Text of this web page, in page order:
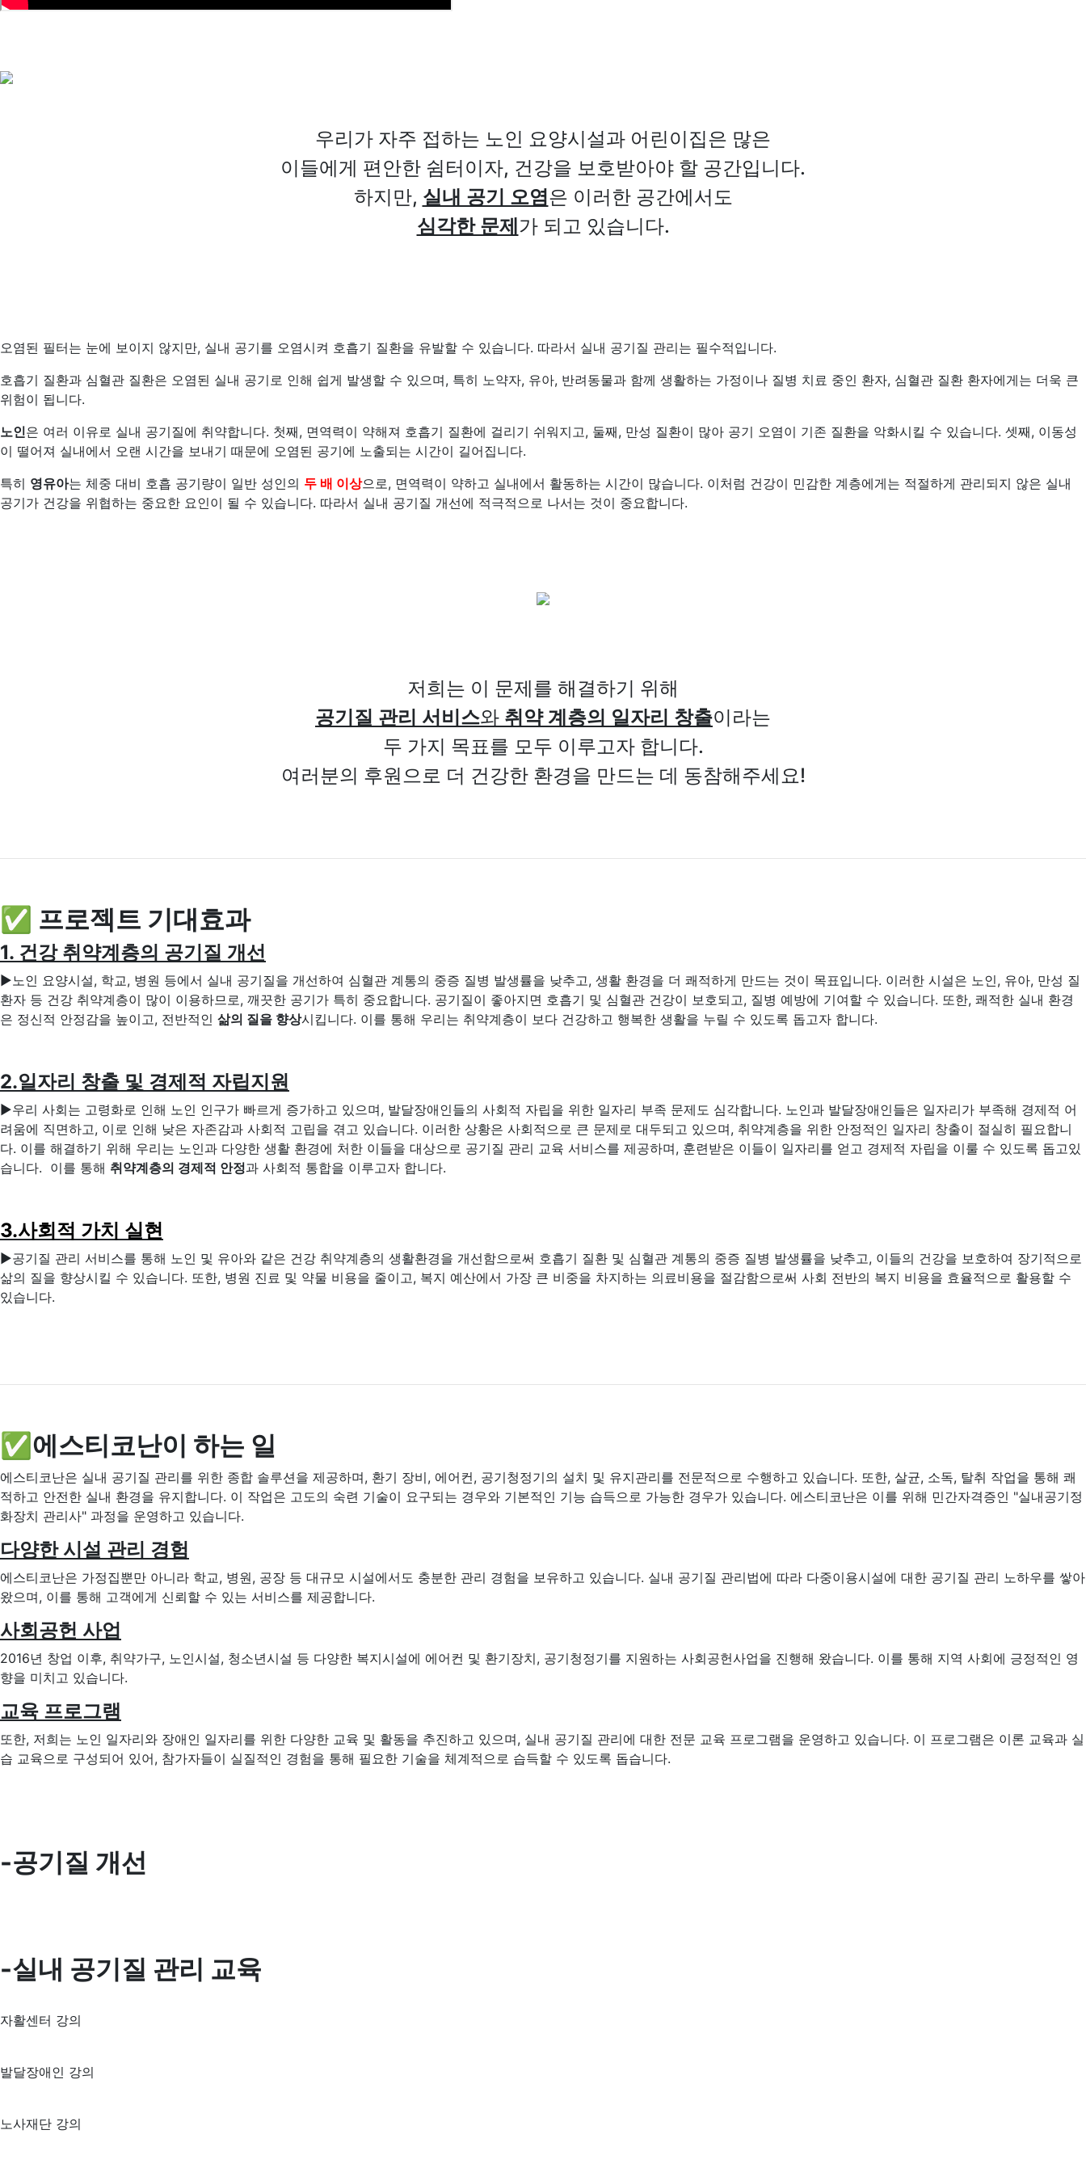
우리가 자주 접하는 노인 요양시설과 어린이집은 많은
이들에게 편안한 쉼터이자, 건강을 보호받아야 할 공간입니다.
하지만, 실내 공기 오염 은 이러한 공간에서도
심각한 문제가 되고 있습니다.
오염된 필터는 눈에 보이지 않지만, 실내 공기를 오염시켜 호흡기 질환을 유발할 수 있습니다. 따라서 실내 공기질 관리는 필수적입니다.
호흡기 질환과 심혈관 질환은 오염된 실내 공기로 인해 쉽게 발생할 수 있으며, 특히 노약자, 유아, 반려동물과 함께 생활하는 가정이나 질병 치료 중인 환자, 심혈관 질환 환자에게는 더욱 큰
위험이 됩니다.
노인은 여러 이유로 실내 공기질에 취약합니다. 첫째, 면역력이 약해져 호흡기 질환에 걸리기 쉬워지고, 둘째, 만성 질환이 많아 공기 오염이 기존 질환을 악화시킬 수 있습니다. 셋째, 이동성
이 떨어져 실내에서 오랜 시간을 보내기 때문에 오염된 공기에 노출되는 시간이 길어집니다.
특히 영유아는 체중 대비 호흡 공기량이 일반 성인의 두 배 이상으로, 면역력이 약하고 실내에서 활동하는 시간이 많습니다. 이처럼 건강이 민감한 계층에게는 적절하게 관리되지 않은 실내
공기가 건강을 위협하는 중요한 요인이 될 수 있습니다. 따라서 실내 공기질 개선에 적극적으로 나서는 것이 중요합니다.
저희는 이 문제를 해결하기 위해
공기질 관리 서비스와 취약 계층의 일자리 창출이라는
두 가지 목표를 모두 이루고자 합니다.
여러분의 후원으로 더 건강한 환경을 만드는 데 동참해주세요!
✅ 프로젝트 기대효과
1. 건강 취약계층의 공기질 개선
▶노인 요양시설, 학교, 병원 등에서 실내 공기질을 개선하여 심혈관 계통의 중증 질병 발생률을 낮추고, 생활 환경을 더 쾌적하게 만드는 것이 목표입니다. 이러한 시설은 노인, 유아, 만성 질
환자 등 건강 취약계층이 많이 이용하므로, 깨끗한 공기가 특히 중요합니다. 공기질이 좋아지면 호흡기 및 심혈관 건강이 보호되고, 질병 예방에 기여할 수 있습니다. 또한, 쾌적한 실내 환경
은 정신적 안정감을 높이고, 전반적인 삶의 질을 향상시킵니다. 이를 통해 우리는 취약계층이 보다 건강하고 행복한 생활을 누릴 수 있도록 돕고자 합니다.
2.일자리 창출 및 경제적 자립지원
▶우리 사회는 고령화로 인해 노인 인구가 빠르게 증가하고 있으며, 발달장애인들의 사회적 자립을 위한 일자리 부족 문제도 심각합니다. 노인과 발달장애인들은 일자리가 부족해 경제적 어
려움에 직면하고, 이로 인해 낮은 자존감과 사회적 고립을 겪고 있습니다. 이러한 상황은 사회적으로 큰 문제로 대두되고 있으며, 취약계층을 위한 안정적인 일자리 창출이 절실히 필요합니
다. 이를 해결하기 위해 우리는 노인과 다양한 생활 환경에 처한 이들을 대상으로 공기질 관리 교육 서비스를 제공하며, 훈련받은 이들이 일자리를 얻고 경제적 자립을 이룰 수 있도록 돕고있
습니다. 이를 통해 취약계층의 경제적 안정과 사회적 통합을 이루고자 합니다.
3.사회적 가치 실현
▶공기질 관리 서비스를 통해 노인 및 유아와 같은 건강 취약계층의 생활환경을 개선함으로써 호흡기 질환 및 심혈관 계통의 중증 질병 발생률을 낮추고, 이들의 건강을 보호하여 장기적으로
삶의 질을 향상시킬 수 있습니다. 또한, 병원 진료 및 약물 비용을 줄이고, 복지 예산에서 가장 큰 비중을 차지하는 의료비용을 절감함으로써 사회 전반의 복지 비용을 효율적으로 활용할 수
있습니다.
✅에스티코난이 하는 일
에스티코난은 실내 공기질 관리를 위한 종합 솔루션을 제공하며, 환기 장비, 에어컨, 공기청정기의 설치 및 유지관리를 전문적으로 수행하고 있습니다. 또한, 살균, 소독, 탈취 작업을 통해 쾌
적하고 안전한 실내 환경을 유지합니다. 이 작업은 고도의 숙련 기술이 요구되는 경우와 기본적인 기능 습득으로 가능한 경우가 있습니다. 에스티코난은 이를 위해 민간자격증인 "실내공기정
화장치 관리사" 과정을 운영하고 있습니다.
다양한 시설 관리 경험
에스티코난은 가정집뿐만 아니라 학교, 병원, 공장 등 대규모 시설에서도 충분한 관리 경험을 보유하고 있습니다. 실내 공기질 관리법에 따라 다중이용시설에 대한 공기질 관리 노하우를 쌓아
왔으며, 이를 통해 고객에게 신뢰할 수 있는 서비스를 제공합니다.
사회공헌 사업
2016년 창업 이후, 취약가구, 노인시설, 청소년시설 등 다양한 복지시설에 에어컨 및 환기장치, 공기청정기를 지원하는 사회공헌사업을 진행해 왔습니다. 이를 통해 지역 사회에 긍정적인 영
향을 미치고 있습니다.
교육 프로그램
또한, 저희는 노인 일자리와 장애인 일자리를 위한 다양한 교육 및 활동을 추진하고 있으며, 실내 공기질 관리에 대한 전문 교육 프로그램을 운영하고 있습니다. 이 프로그램은 이론 교육과 실
습 교육으로 구성되어 있어, 참가자들이 실질적인 경험을 통해 필요한 기술을 체계적으로 습득할 수 있도록 돕습니다.
-공기질 개선
-실내 공기질 관리 교육
자활센터 강의
발달장애인 강의
노사재단 강의